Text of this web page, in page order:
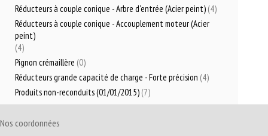
Réducteurs à couple conique - Arbre d'entrée (Acier peint) (4)
Réducteurs à couple conique - Accouplement moteur (Acier
peint)
(4)
Pignon crémaillère (0)
Réducteurs grande capacité de charge - Forte précision (4)
Produits non-reconduits (01/01/2015) (7)
Nos coordonnées